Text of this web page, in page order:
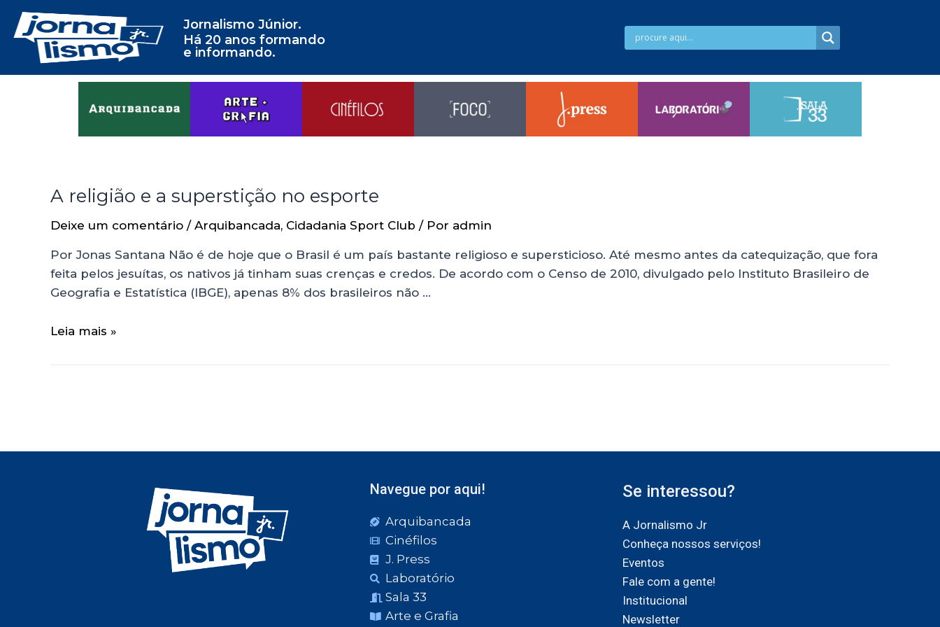
Jornalismo Júnior.
Há 20 anos formando
e informando.
A religião e a superstição no esporte
Deixe um comentário / Arquibancada, Cidadania Sport Club / Por admin
Por Jonas Santana Não é de hoje que o Brasil é um país bastante religioso e supersticioso. Até mesmo antes da catequização, que fora
feita pelos jesuítas, os nativos já tinham suas crenças e credos. De acordo com o Censo de 2010, divulgado pelo Instituto Brasileiro de
Geografia e Estatística (IBGE), apenas 8% dos brasileiros não …
Leia mais »
Navegue por aqui!
Arquibancada
Cinéfilos
J. Press
Laboratório
Sala 33
Arte e Grafia
Se interessou?
A Jornalismo Jr
Conheça nossos serviços!
Eventos
Fale com a gente!
Institucional
Newsletter